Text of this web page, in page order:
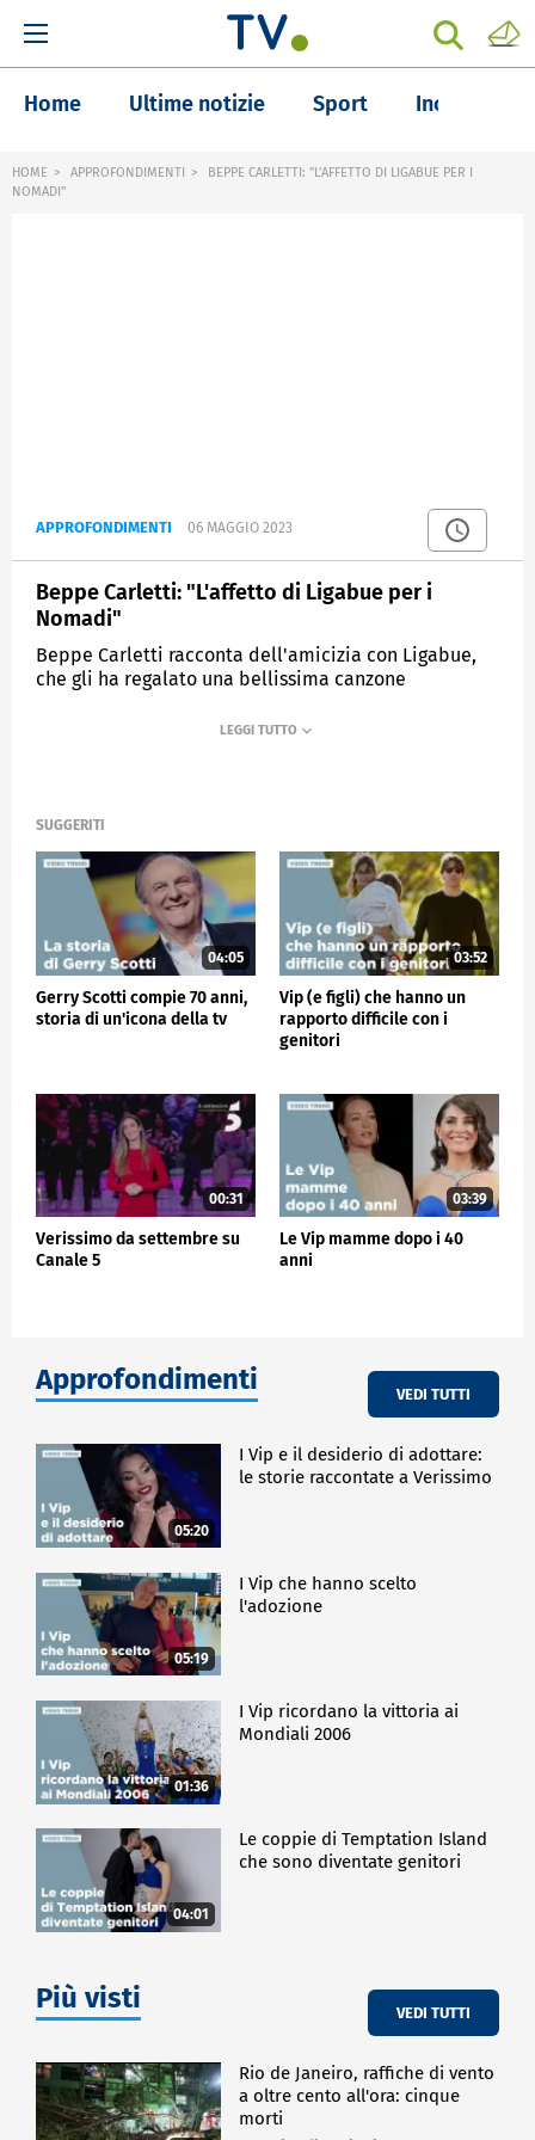
Home Ultime notizie Sport Inchieste
HOME APPROFONDIMENTI
BEPPE CARLETTI: "L'AFFETTO DI LIGABUE PER I
NOMADI"
APPROFONDIMENTI 06 MAGGIO 2023
Beppe Carletti: "L'affetto di Ligabue per i
Nomadi"
Beppe Carletti racconta dell'amicizia con Ligabue,
che gli ha regalato una bellissima canzone
VERISSIMO
SUGGERITI
04:05
Gerry Scotti compie 70 anni,
storia di un'icona della tv
03:52
Vip (e figli) che hanno un
rapporto difficile con i
genitori
00:31
Verissimo da settembre su
Canale 5
03:39
Le Vip mamme dopo i 40
anni
Approfondimenti VEDI TUTTI
05:20
I Vip e il desiderio di adottare:
le storie raccontate a Verissimo
05:19
I Vip che hanno scelto
l'adozione
01:36
I Vip ricordano la vittoria ai
Mondiali 2006
04:01
Le coppie di Temptation Island
che sono diventate genitori
Più visti VEDI TUTTI
Rio de Janeiro, raffiche di vento
a oltre cento all'ora: cinque
morti